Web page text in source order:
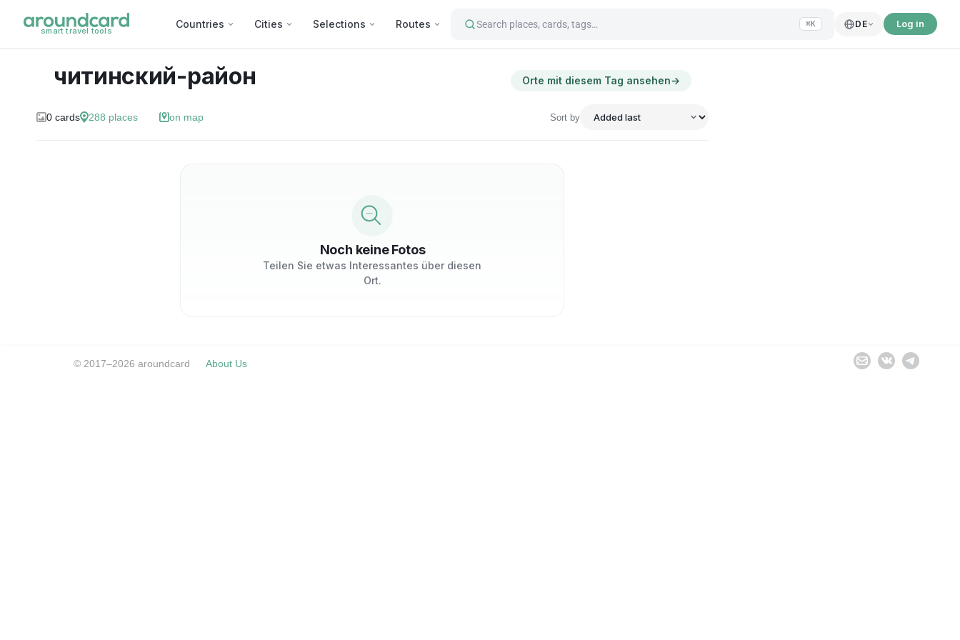
smart travel tools
Countries Cities Selections Routes Search places, cards, tags… ⌘K DE Log in
читинский-район Orte mit diesem Tag ansehen→
0 cards 288 places on map Sort by
Noch keine Fotos
Teilen Sie etwas Interessantes über diesen
Ort.
© 2017–2026 aroundcard About Us